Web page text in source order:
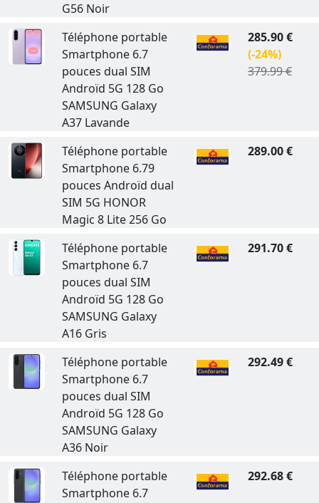
G56 Noir
Téléphone portable
Smartphone 6.7
pouces dual SIM
Androïd 5G 128 Go
SAMSUNG Galaxy
A37 Lavande
285.90 €
(-24%)
379.99 €
Téléphone portable
Smartphone 6.79
pouces Androïd dual
SIM 5G HONOR
Magic 8 Lite 256 Go
289.00 €
Téléphone portable
Smartphone 6.7
pouces dual SIM
Androïd 5G 128 Go
SAMSUNG Galaxy
A16 Gris
291.70 €
Téléphone portable
Smartphone 6.7
pouces dual SIM
Androïd 5G 128 Go
SAMSUNG Galaxy
A36 Noir
292.49 €
Téléphone portable
Smartphone 6.7
292.68 €